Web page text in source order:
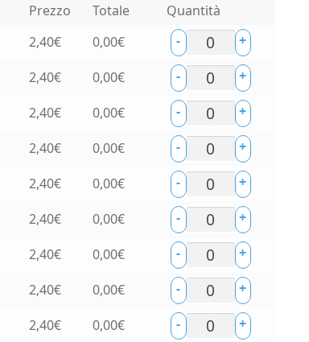
Prezzo Totale Quantità
2,40€ 0,00€ - +
2,40€ 0,00€ - +
2,40€ 0,00€ - +
2,40€ 0,00€ - +
2,40€ 0,00€ - +
2,40€ 0,00€ - +
2,40€ 0,00€ - +
2,40€ 0,00€ - +
2,40€ 0,00€ - +